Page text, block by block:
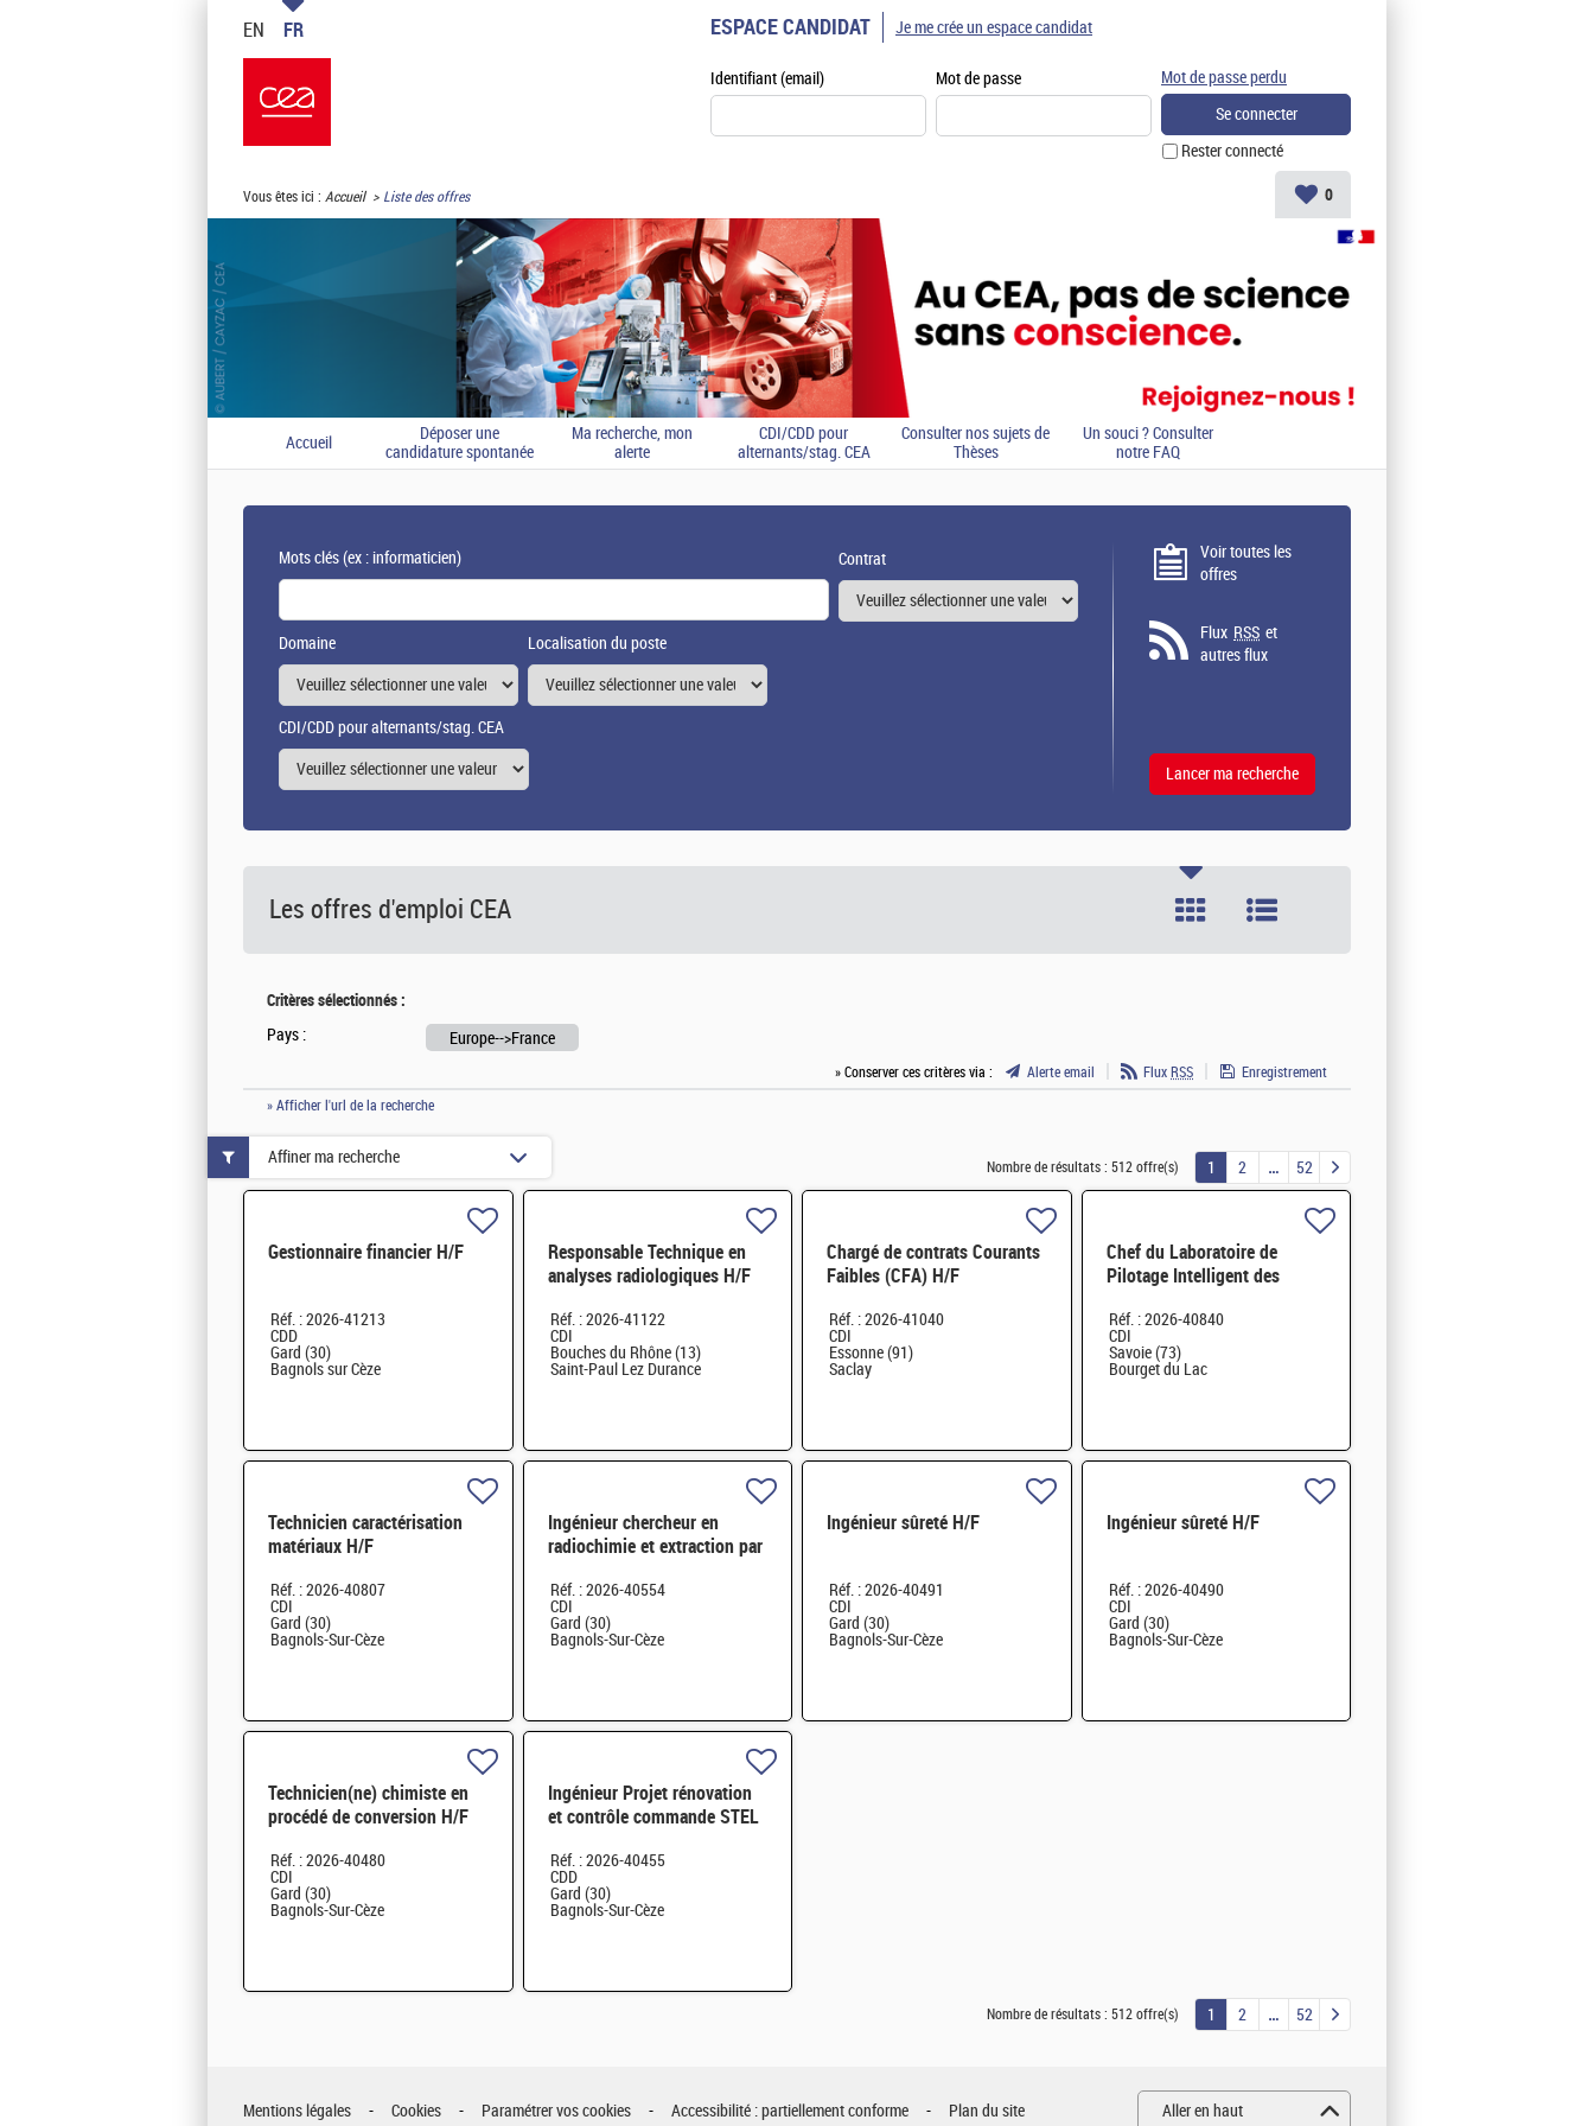
EN FR ESPACE CANDIDAT
Identifiant (email) Mot de passe
Rester connecté
Mot de passe perdu
Je me crée un espace candidat
Vous êtes ici : Accueil Liste des offres 0
Accueil
Déposer une
candidature spontanée
Ma recherche, mon
alerte
CDI/CDD pour
alternants/stag. CEA
Consulter nos sujets de
Thèses
Un souci ? Consulter
notre FAQ
Mots clés(ex : informaticien) Contrat
Domaine Localisation du poste
CDI/CDD pour alternants/stag. CEA
Voir toutes les
offres
Flux RSS et
autres flux
Les offres d'emploi CEA
Critères sélectionnés :
Pays : Europe-->France
» Conserver ces critères via : Alerte email Flux RSS
Enregistrement
» Afficher l'url de la recherche
Nombre de résultats : 512 offre(s) 1 2 52
Gestionnaire financier H/F
Réf. : 2026-41213
CDD
Gard (30)
Bagnols sur Cèze
Responsable Technique en
analyses radiologiques H/F
Réf. : 2026-41122
CDI
Bouches du Rhône (13)
Saint-Paul Lez Durance
Chargé de contrats Courants
Faibles (CFA) H/F
Réf. : 2026-41040
CDI
Essonne (91)
Saclay
Chef du Laboratoire de
Pilotage Intelligent des
H/F
Réf. : 2026-40840
CDI
Savoie (73)
Bourget du Lac
Technicien caractérisation
matériaux H/F
Réf. : 2026-40807
CDI
Gard (30)
Bagnols-Sur-Cèze
Ingénieur chercheur en
radiochimie et extraction par
Réf. : 2026-40554
CDI
Gard (30)
Bagnols-Sur-Cèze
Ingénieur sûreté H/F
Réf. : 2026-40491
CDI
Gard (30)
Bagnols-Sur-Cèze
Ingénieur sûreté H/F
Réf. : 2026-40490
CDI
Gard (30)
Bagnols-Sur-Cèze
Technicien(ne) chimiste en
procédé de conversion H/F
Réf. : 2026-40480
CDI
Gard (30)
Bagnols-Sur-Cèze
Ingénieur Projet rénovation
et contrôle commande STEL
Réf. : 2026-40455
CDD
Gard (30)
Bagnols-Sur-Cèze
Affiner ma recherche
Nombre de résultats : 512 offre(s) 1 2 52
Mentions légales Cookies Paramétrer vos cookies Accessibilité : partiellement conforme Plan du site Aller en haut